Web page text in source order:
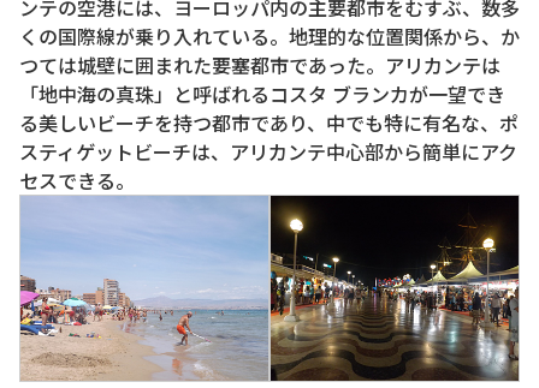
ンテの空港には、ヨーロッパ内の主要都市をむすぶ、数多
くの国際線が乗り入れている。地理的な位置関係から、か
つては城壁に囲まれた要塞都市であった。アリカンテは
「地中海の真珠」と呼ばれるコスタ ブランカが一望でき
る美しいビーチを持つ都市であり、中でも特に有名な、ポ
スティゲットビーチは、アリカンテ中心部から簡単にアク
セスできる。